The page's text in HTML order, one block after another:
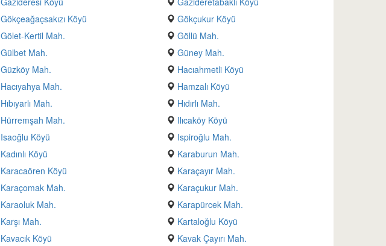
Gökçeağaçsakızı Köyü
Gökçukur Köyü
Gölet-Kertil Mah.
Göllü Mah.
Gülbet Mah.
Güney Mah.
Güzköy Mah.
Hacıahmetli Köyü
Hacıyahya Mah.
Hamzalı Köyü
Hıbıyarlı Mah.
Hıdırlı Mah.
Hürremşah Mah.
Ilıcaköy Köyü
Isaoğlu Köyü
Ispiroğlu Mah.
Kadınlı Köyü
Karaburun Mah.
Karacaören Köyü
Karaçayır Mah.
Karaçomak Mah.
Karaçukur Mah.
Karaoluk Mah.
Karapürcek Mah.
Karşı Mah.
Kartaloğlu Köyü
Kavacık Köyü
Kavak Çayırı Mah.